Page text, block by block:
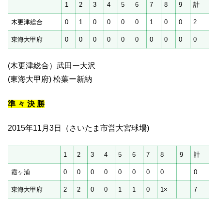
1 2 3 4 5 6 7 8 9 計
木更津総合 0 1 0 0 0 0 1 0 0 2
東海大甲府 0 0 0 0 0 0 0 0 0 0
(木更津総合）武田ー大沢
(東海大甲府) 松葉ー新納
準 々 決 勝
2015年11月3日（さいたま市営大宮球場)
1 2 3 4 5 6 7 8 9 計
霞ヶ浦 0 0 0 0 0 0 0 0 0
東海大甲府 2 2 0 0 1 1 0 1× 7